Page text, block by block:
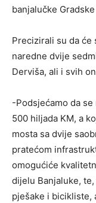
banjalučke
Precizirali su da će
naredne dvije
Derviša, ali i svih
-Podsjećamo da
500 hiljada KM, a
mosta sa dvije
pratećom
omogućiće
dijelu Banjaluke,
pješake i bicikliste,